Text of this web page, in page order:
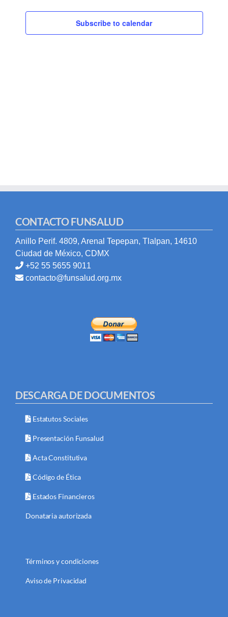
vistas
Eventos
Subscribe to calendar
CONTACTO FUNSALUD
Anillo Perif. 4809, Arenal Tepepan, Tlalpan, 14610
Ciudad de México, CDMX
+52 55 5655 9011
contacto@funsalud.org.mx
DESCARGA DE DOCUMENTOS
Estatutos Sociales
Presentación Funsalud
Acta Constitutiva
Código de Ética
Estados Financieros
Donataria autorizada
Términos y condiciones
Aviso de Privacidad